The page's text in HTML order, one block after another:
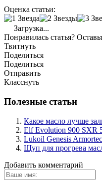
Оценка статьи:
Загрузка...
Понравилась статья?
Твитнуть
Поделиться
Поделиться
Отправить
Класснуть
Полезные статьи
Какое масло лучше
Elf Evolution 900 SXR
Lukoil Genesis
Щуп для прогрева
Добавить комментарий